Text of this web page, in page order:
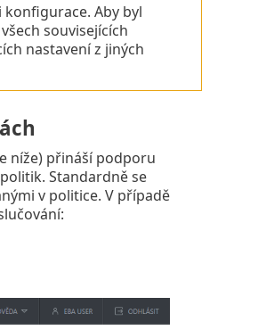
Aby byl
souvisejících
nastavení z jiných
níže) přináší podporu
Standardně se
v politice. V případě